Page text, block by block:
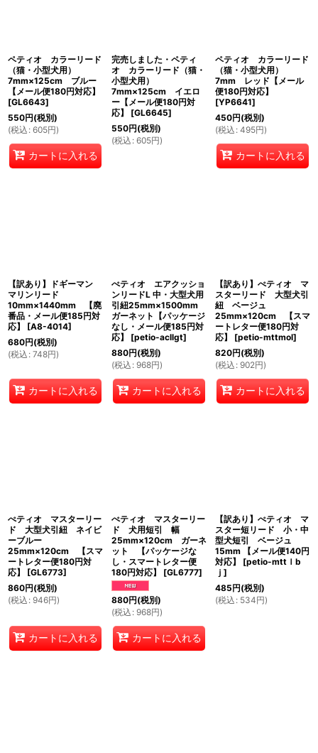
ペティオ カラーリード
（猫・小型犬用）
7mm×125cm ブルー
【メール便180円対応】
[GL6643]
550円(税別)
(税込 : 605円)
カートに入れる
完売しました・ペティ
オ カラーリード（猫・
小型犬用）
7mm×125cm イエロ
ー【メール便180円対
応】
[GL6645]
550円(税別)
(税込 : 605円)
ペティオ カラーリード
（猫・小型犬用）
7mm レッド【メール
便180円対応】
[YP6641]
450円(税別)
(税込 : 495円)
カートに入れる
【訳あり】ドギーマン
マリンリード
10mm×1440mm 【廃
番品・メール便185円対
応】
[A8-4014]
680円(税別)
(税込 : 748円)
カートに入れる
ぺティオ エアクッショ
ンリードL 中・大型犬用
引紐25mm×1500mm
ガーネット【パッケージ
なし・メール便185円対
応】
[petio-acllgt]
880円(税別)
(税込 : 968円)
カートに入れる
【訳あり】ぺティオ マ
スターリード 大型犬引
紐 ベージュ
25mm×120cm 【スマ
ートレター便180円対
応】
[petio-mttmol]
820円(税別)
(税込 : 902円)
カートに入れる
ぺティオ マスターリー
ド 大型犬引紐 ネイビ
ーブルー
25mm×120cm 【スマ
ートレター便180円対
応】
[GL6773]
860円(税別)
(税込 : 946円)
カートに入れる
ぺティオ マスターリー
ド 犬用短引 幅
25mm×120cm ガーネ
ット 【パッケージな
し・スマートレター便
180円対応】
[GL6777]
880円(税別)
(税込 : 968円)
カートに入れる
【訳あり】ぺティオ マ
スター短リード 小・中
型犬短引 ベージュ
15mm 【メール便140円
対応】
[petio-mttｌb
ｊ ]
485円(税別)
(税込 : 534円)